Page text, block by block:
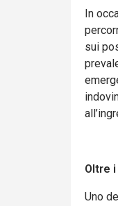
In
sui
Oltre
Uno